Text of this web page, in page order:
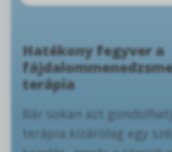
Hatékony fegyver a
terápia
Bár sokan azt
terápia kizárólag egy